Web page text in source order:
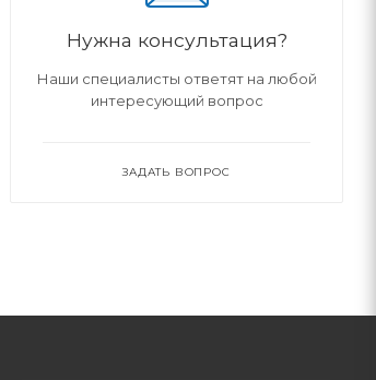
Нужна консультация?
Наши специалисты ответят на любой
интересующий вопрос
ЗАДАТЬ ВОПРОС